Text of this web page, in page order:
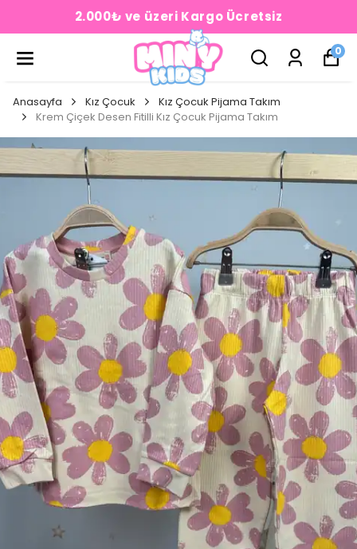
2.000₺ ve üzeri Kargo Ücretsiz
0
Anasayfa Kız Çocuk
Kız Çocuk Pijama Takım
Krem Çiçek Desen Fitilli Kız Çocuk Pijama Takım